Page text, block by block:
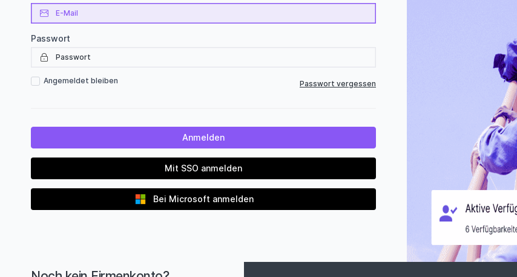
Passwort
Angemeldet bleiben Passwort vergessen
Mit SSO anmelden
Bei Microsoft anmelden